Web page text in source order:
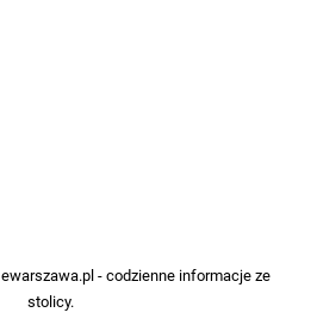
ewarszawa.pl- codzienne informacje ze
stolicy.